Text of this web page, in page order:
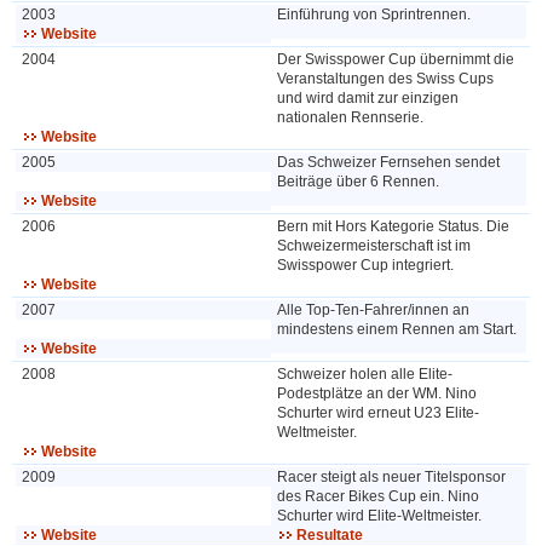
2003
Einführung von Sprintrennen.
Website
2004
Der Swisspower Cup übernimmt die
Veranstaltungen des Swiss Cups
und wird damit zur einzigen
nationalen Rennserie.
Website
2005
Das Schweizer Fernsehen sendet
Beiträge über 6 Rennen.
Website
2006
Bern mit Hors Kategorie Status. Die
Schweizermeisterschaft ist im
Swisspower Cup integriert.
Website
2007
Alle Top-Ten-Fahrer/innen an
mindestens einem Rennen am Start.
Website
2008
Schweizer holen alle Elite-
Podestplätze an der WM. Nino
Schurter wird erneut U23 Elite-
Weltmeister.
Website
2009
Racer steigt als neuer Titelsponsor
des Racer Bikes Cup ein. Nino
Schurter wird Elite-Weltmeister.
Website
Resultate